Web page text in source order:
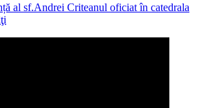
al sf.Andrei Criteanul oficiat în catedrala